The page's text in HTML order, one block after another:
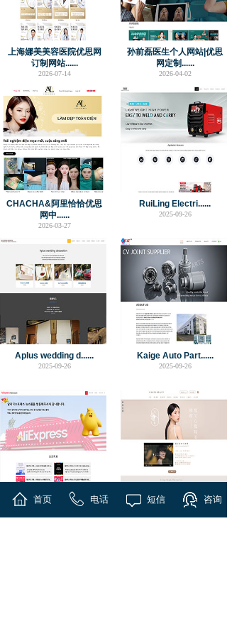
上海娜美美容医院优思网
订制网站......
2026-07-14
孙前磊医生个人网站|优思
网定制......
2026-04-02
CHACHA&阿里恰恰优思
网中......
2026-03-27
RuiLing Electri......
2025-09-26
Aplus wedding d......
2025-09-26
Kaige Auto Part......
2025-09-26
Newsroom|优思网定制
网......
GINKGO BEAUTY|优......
2025-09-11
首页 电话 短信 咨询